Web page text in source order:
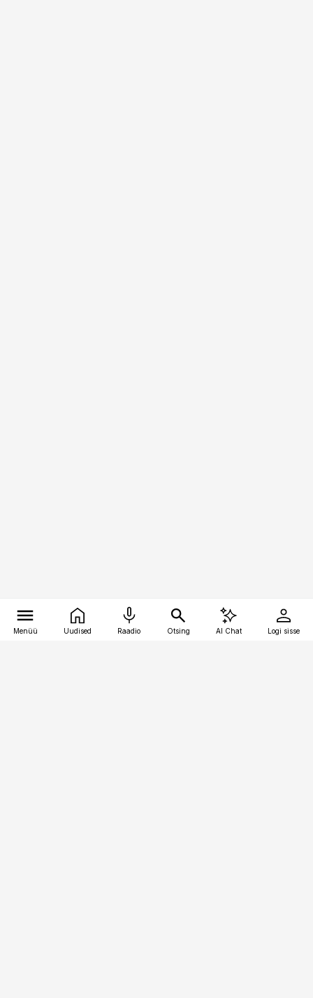
Menüü Uudised Raadio Otsing AI Chat Logi sisse